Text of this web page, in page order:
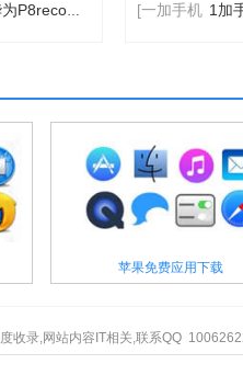
刷机救砖
[一加手机 1加
360壁纸软件
收录,网站内容IT相关,联系QQ